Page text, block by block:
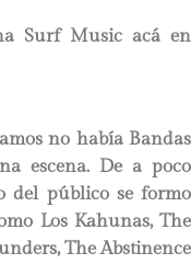
Surf Music acá en
no había Bandas
escena. De a poco
del público se formo
Los Kahunas, The
The Abstinence